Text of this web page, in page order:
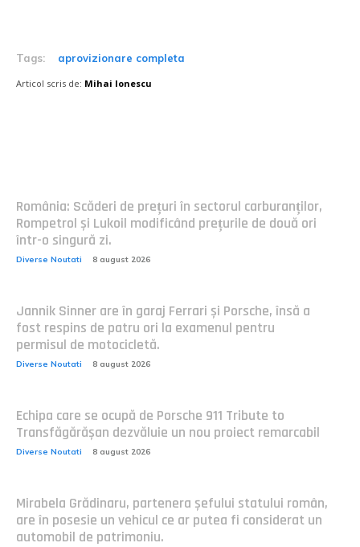
Tags: aprovizionare completa
Articol scris de: Mihai Ionescu
România: Scăderi de prețuri în sectorul carburanților,
Rompetrol și Lukoil modificând prețurile de două ori
într-o singură zi.
Diverse Noutati 8 august 2026
Jannik Sinner are în garaj Ferrari și Porsche, însă a
fost respins de patru ori la examenul pentru
permisul de motocicletă.
Diverse Noutati 8 august 2026
Echipa care se ocupă de Porsche 911 Tribute to
Transfăgărășan dezvăluie un nou proiect remarcabil
Diverse Noutati 8 august 2026
Mirabela Grădinaru, partenera șefului statului român,
are în posesie un vehicul ce ar putea fi considerat un
automobil de patrimoniu.